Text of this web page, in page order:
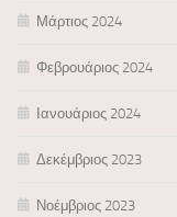
Μάρτιος 2024
Φεβρουάριος 2024
Ιανουάριος 2024
Δεκέμβριος 2023
Νοέμβριος 2023